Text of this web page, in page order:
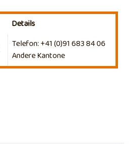
Details
Telefon: +41 (0)91 683 84 06
Andere Kantone